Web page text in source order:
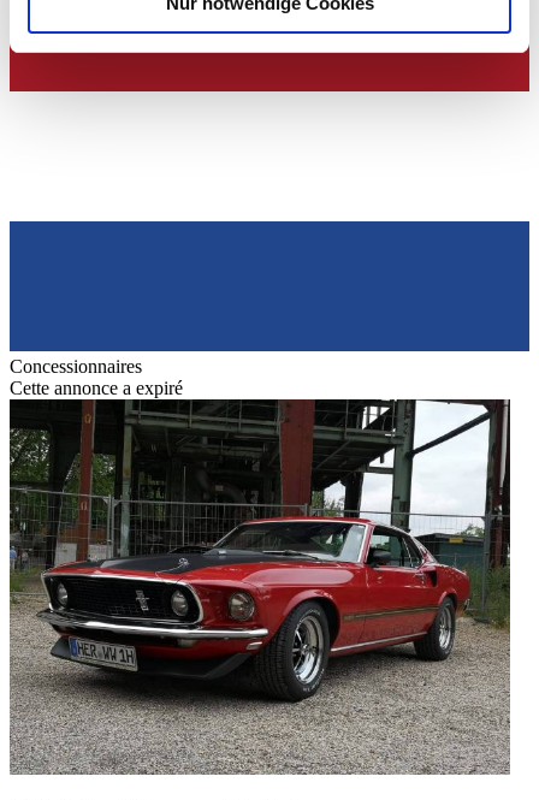
Verwendung unserer Website an unsere Partner für
soziale Medien, Werbung und Analysen weiter. Unsere
weiteren Daten zusammen, die Sie ihnen bereitgestellt
Concessionnaires
Cette annonce a expiré